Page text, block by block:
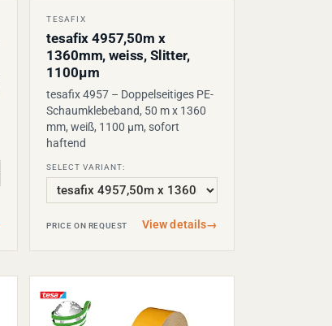
TESAFIX
tesafix 4957,50m x
1360mm, weiss, Slitter,
1100µm
tesafix 4957 – Doppelseitiges PE-
Schaumklebeband, 50 m x 1360
mm, weiß, 1100 µm, sofort
haftend
SELECT VARIANT:
PRICE ON REQUEST View details→